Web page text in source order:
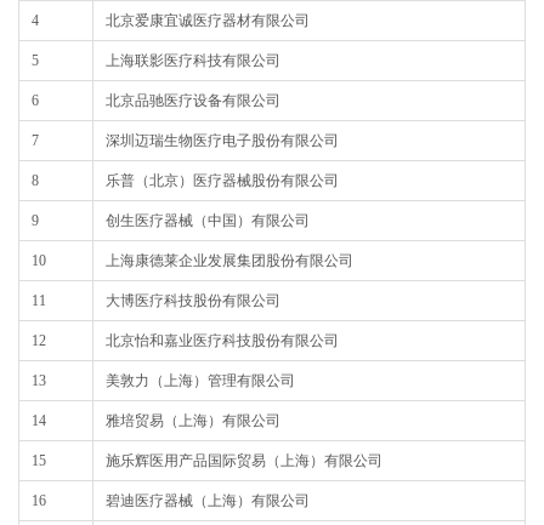
4 北京爱康宜诚医疗器材有限公司
5 上海联影医疗科技有限公司
6 北京品驰医疗设备有限公司
7 深圳迈瑞生物医疗电子股份有限公司
8 乐普（北京）医疗器械股份有限公司
9 创生医疗器械（中国）有限公司
10 上海康德莱企业发展集团股份有限公司
11 大博医疗科技股份有限公司
12 北京怡和嘉业医疗科技股份有限公司
13 美敦力（上海）管理有限公司
14 雅培贸易（上海）有限公司
15 施乐辉医用产品国际贸易（上海）有限公司
16 碧迪医疗器械（上海）有限公司